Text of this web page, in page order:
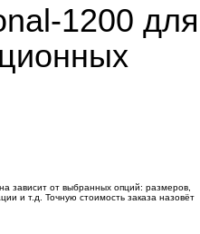
1200 для
зависит от выбранных опций: размеров,
и т.д. Точную стоимость заказа назовёт